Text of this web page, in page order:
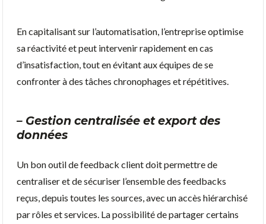
En capitalisant sur l’automatisation, l’entreprise optimise
sa réactivité et peut intervenir rapidement en cas
d’insatisfaction, tout en évitant aux équipes de se
confronter à des tâches chronophages et répétitives.
– Gestion centralisée et export des
données
Un bon outil de feedback client doit permettre de
centraliser et de sécuriser l’ensemble des feedbacks
reçus, depuis toutes les sources, avec un accès hiérarchisé
par rôles et services. La possibilité de partager certains